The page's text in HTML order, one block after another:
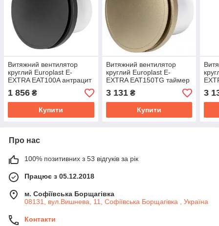
Витяжний вентилятор
круглий Europlast E-
EXTRA EAT100A антрацит
1 856 ₴
Купити
Витяжний вентилятор
круглий Europlast E-
EXTRA EAT150TG таймер
3 131₴
Купити
3
Про нас
100% позитивних з 53 відгуків за рік
Працює з 05.12.2018
м. Софіївська Борщагівка
08131, вул.Вишнева, 11, Софіївська Борщагівка , Україна
Контакти